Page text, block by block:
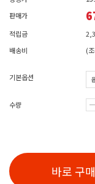
판매가
적립금
배송비
(
기본옵션
수량
바로 구매